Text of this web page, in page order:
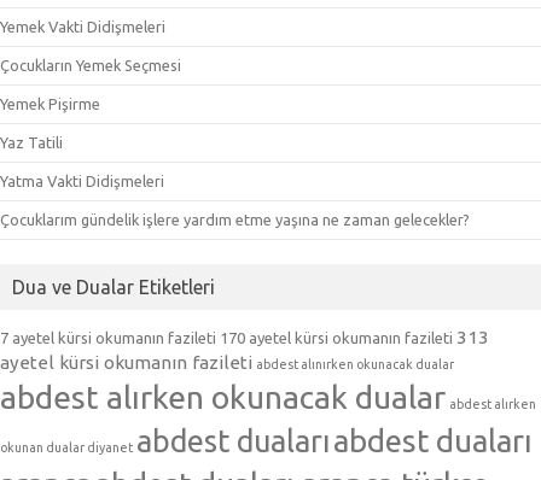
Yemek Vakti Didişmeleri
Çocukların Yemek Seçmesi
Yemek Pişirme
Yaz Tatili
Yatma Vakti Didişmeleri
Çocuklarım gündelik işlere yardım etme yaşına ne zaman gelecekler?
Dua ve Dualar Etiketleri
7 ayetel kürsi okumanın fazileti 170 ayetel kürsi okumanın fazileti 313
ayetel kürsi okumanın fazileti abdest alınırken okunacak dualar
abdest alırken okunacak dualar abdest alırken
okunan dualar diyanet abdest dualarıabdest duaları